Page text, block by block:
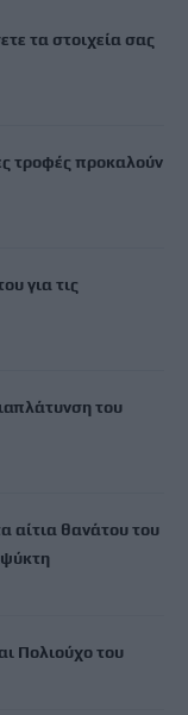
τα στοιχεία σας
τροφές προκαλούν
για τις
του
αίτια θανάτου του
Πολιούχο του